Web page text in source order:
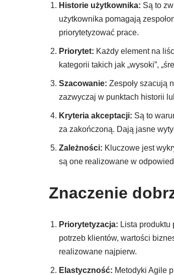
Historie użytkownika: Są to
użytkownika pomagają
priorytetyzować prace.
Priorytet: Każdy element na
kategorii takich jak „wysoki”,
Szacowanie: Zespoły szacują
zazwyczaj w punktach historii
Kryteria akceptacji: Są to
za zakończoną. Dają jasne
Zależności: Kluczowe jest
są one realizowane w
Znaczenie
Priorytetyzacja: Lista
potrzeb klientów, wartości
realizowane najpierw.
Elastyczność: Metodyki Agile